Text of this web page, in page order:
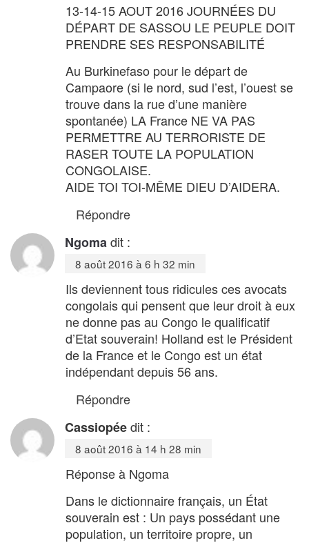
13-14-15 AOUT 2016 JOURNÉES DU
DÉPART DE SASSOU LE PEUPLE DOIT
PRENDRE SES RESPONSABILITÉ
Au Burkinefaso pour le départ de
Campaore (si le nord, sud l’est, l’ouest se
trouve dans la rue d’une manière
spontanée) LA France NE VA PAS
PERMETTRE AU TERRORISTE DE
RASER TOUTE LA POPULATION
CONGOLAISE.
AIDE TOI TOI-MÊME DIEU D’AIDERA.
Répondre
Ngomadit :
8 août 2016 à 6 h 32 min
Ils deviennent tous ridicules ces avocats
congolais qui pensent que leur droit à eux
ne donne pas au Congo le qualificatif
d’Etat souverain! Holland est le Président
de la France et le Congo est un état
indépendant depuis 56 ans.
Répondre
Cassiopéedit :
8 août 2016 à 14 h 28 min
Réponse à Ngoma
Dans le dictionnaire français, un État
souverain est : Un pays possédant une
population, un territoire propre, un